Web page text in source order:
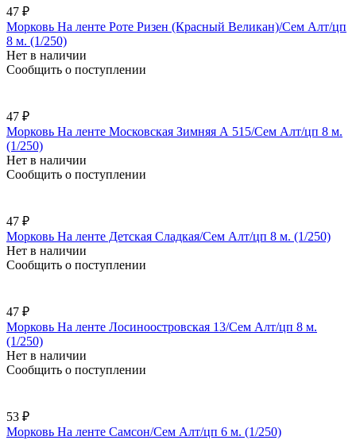
47 ₽
Морковь На ленте Роте Ризен (Красный Великан)/Сем Алт/цп
8 м. (1/250)
Нет в наличии
Сообщить о поступлении
47 ₽
Морковь На ленте Московская Зимняя А 515/Сем Алт/цп 8 м.
(1/250)
Нет в наличии
Сообщить о поступлении
47 ₽
Морковь На ленте Детская Сладкая/Сем Алт/цп 8 м. (1/250)
Нет в наличии
Сообщить о поступлении
47 ₽
Морковь На ленте Лосиноостровская 13/Сем Алт/цп 8 м.
(1/250)
Нет в наличии
Сообщить о поступлении
53 ₽
Морковь На ленте Самсон/Сем Алт/цп 6 м. (1/250)